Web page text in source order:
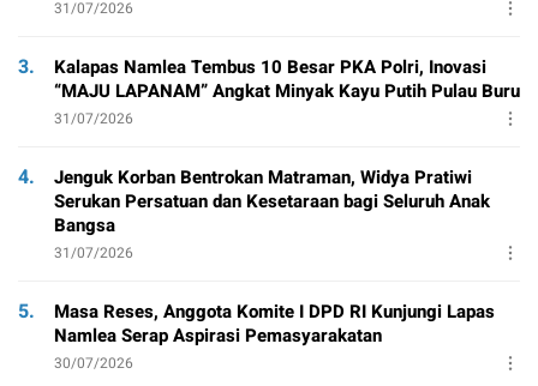
31/07/2026
3.
Kalapas Namlea Tembus 10 Besar PKA Polri, Inovasi
“MAJU LAPANAM” Angkat Minyak Kayu Putih Pulau Buru
31/07/2026
4.
Jenguk Korban Bentrokan Matraman, Widya Pratiwi
Serukan Persatuan dan Kesetaraan bagi Seluruh Anak
Bangsa
31/07/2026
5.
Masa Reses, Anggota Komite I DPD RI Kunjungi Lapas
Namlea Serap Aspirasi Pemasyarakatan
30/07/2026